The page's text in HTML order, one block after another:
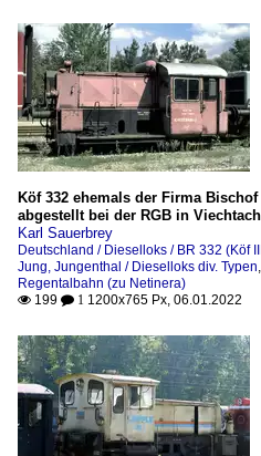
Köf 332 ehemals der Firma
abgestellt bei der RGB in Viechtach
Karl Sauerbrey
Deutschland / Dieselloks / BR 332 (Köf
Jung, Jungenthal / Dieselloks div. Typen
Regentalbahn (zu Netinera)
 199  1 1200x765 Px, 06.01.2022